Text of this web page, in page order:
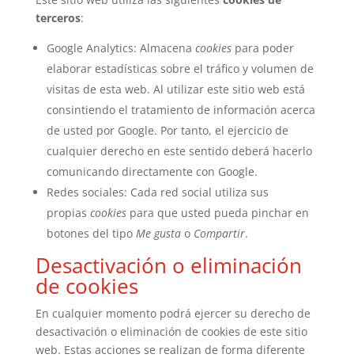
terceros:
Google Analytics: Almacena cookies para poder
elaborar estadísticas sobre el tráfico y volumen de
visitas de esta web. Al utilizar este sitio web está
consintiendo el tratamiento de información acerca
de usted por Google. Por tanto, el ejercicio de
cualquier derecho en este sentido deberá hacerlo
comunicando directamente con Google.
Redes sociales: Cada red social utiliza sus
propias cookies para que usted pueda pinchar en
botones del tipo Me gusta o Compartir.
Desactivación o eliminación
de cookies
En cualquier momento podrá ejercer su derecho de
desactivación o eliminación de cookies de este sitio
web. Estas acciones se realizan de forma diferente